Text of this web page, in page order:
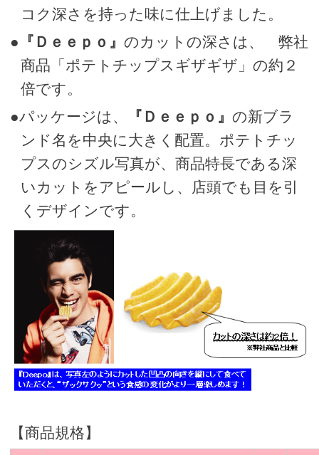
コク深さを持った味に仕上げました。
● 『Ｄｅｅｐｏ』 のカットの深さは、 弊社
商品「ポテトチップスギザギザ」の約２
倍です。
●パッケージは、
『Ｄｅｅｐｏ』 の新ブラ
ンド名を中央に大きく配置。ポテトチッ
プスのシズル写真が、商品特長である深
いカットをアピールし、店頭でも目を引
くデザインです。
【商品規格】